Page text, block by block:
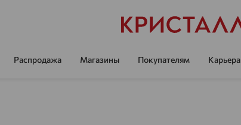
Распродажа Магазины Покупателям Карьера